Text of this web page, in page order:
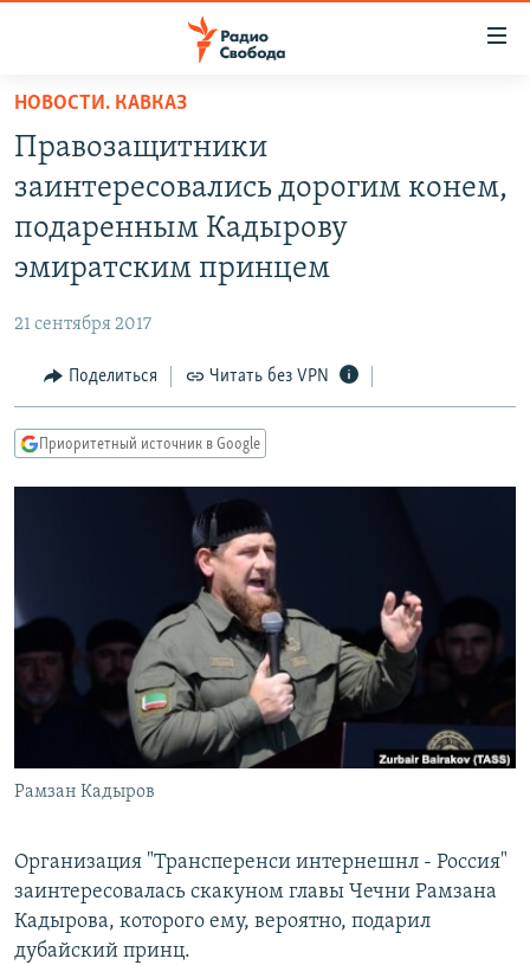
упрощенного
доступа
основному
содержанию
Вернутся
навигации
Вернутся
ПОДКАСТЫ
АВТОРСКИЕ ПРОЕКТЫ
КУЛЬТУРА
IDEL.РЕАЛИИ
КАВКАЗ.РЕАЛИИ
РАСПИСАНИЕ ВЕЩАНИЯ
ПОДПИШИТЕСЬ НА РАССЫЛКУ
СОЦИАЛЬНЫЕ СЕТИ
НОВОСТИ. КАВКАЗ
Правозащитники
заинтересовались дорогим конем,
подаренным Кадырову
эмиратским принцем
21 сентября 2017
Поделиться Читать без VPN
Приоритетный источник в Google
Рамзан Кадыров
Организация "Трансперенси интернешнл - Россия"
заинтересовалась скакуном главы Чечни Рамзана
Кадырова, которого ему, вероятно, подарил
дубайский принц.